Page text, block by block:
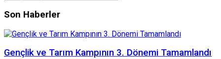
Son Haberler
Gençlik ve Tarım Kampının 3. Dönemi Tamamlandı